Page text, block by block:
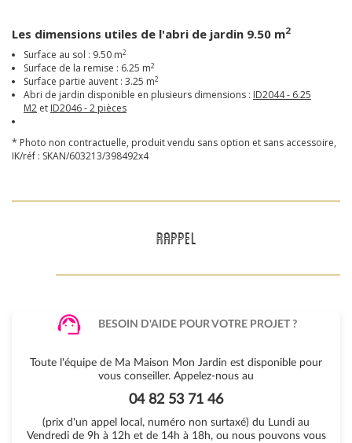
Les dimensions utiles de l'abri de jardin 9.50 m2
Surface au sol : 9.50 m2
Surface de la remise : 6.25 m2
Surface partie auvent : 3.25 m2
Abri de jardin disponible en plusieurs dimensions : ID2044 - 6.25
M2 et ID2046 - 2 pièces
* Photo non contractuelle, produit vendu sans option et sans accessoire,
IK/réf : SKAN/603213/398492x4
RAPPEL
BESOIN D'AIDE POUR VOTRE PROJET ?
Toute l'équipe de Ma Maison Mon Jardin est disponible pour
vous conseiller. Appelez-nous au
04 82 53 71 46
(prix d'un appel local, numéro non surtaxé) du Lundi au
Vendredi de 9h à 12h et de 14h à 18h, ou nous pouvons vous